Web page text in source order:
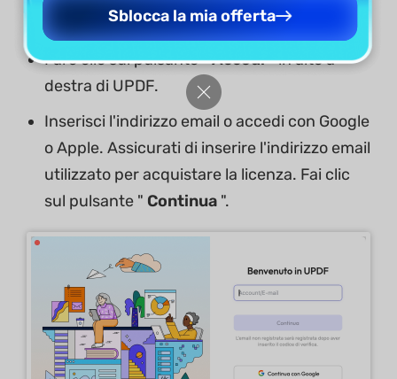
Scarica ed esegui UPDF sul tuo Mac.
Fare clic sul pulsante "Accedi" in alto a
destra di UPDF.
Inserisci l'indirizzo email o accedi con Google
o Apple. Assicurati di inserire l'indirizzo email
utilizzato per acquistare la licenza. Fai clic
sul pulsante " Continua ".
Sblocca la mia offerta